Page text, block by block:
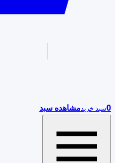
0سبد خریدمشاهده سبد